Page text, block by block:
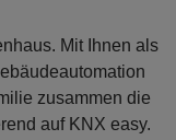
Mit Ihnen als
zusammen die
auf KNX easy.